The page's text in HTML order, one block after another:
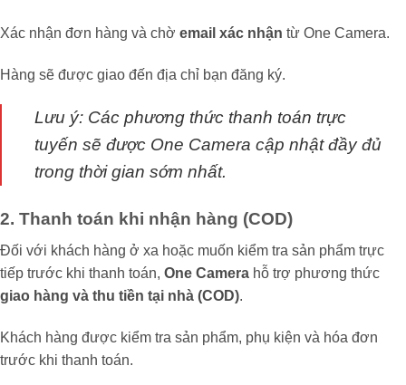
Xác nhận đơn hàng và chờ email xác nhận từ One Camera.
Hàng sẽ được giao đến địa chỉ bạn đăng ký.
Lưu ý: Các phương thức thanh toán trực
tuyến sẽ được One Camera cập nhật đầy đủ
trong thời gian sớm nhất.
2. Thanh toán khi nhận hàng (COD)
Đối với khách hàng ở xa hoặc muốn kiểm tra sản phẩm trực
tiếp trước khi thanh toán, One Camera hỗ trợ phương thức
giao hàng và thu tiền tại nhà (COD).
Khách hàng được kiểm tra sản phẩm, phụ kiện và hóa đơn
trước khi thanh toán.